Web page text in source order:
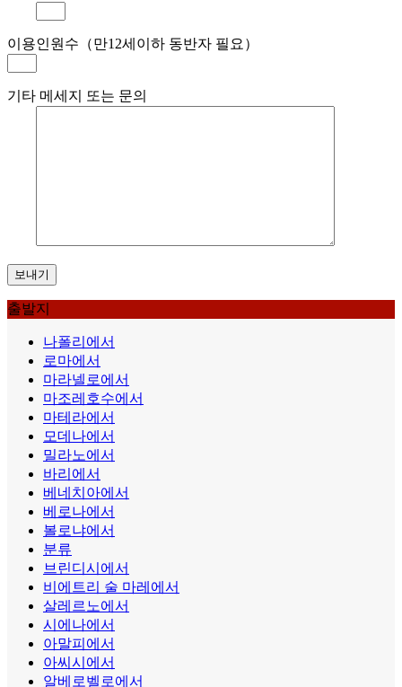
이용인원수（만12세이하 동반자 필요）
기타 메세지 또는 문의
출발지
나폴리에서
로마에서
마라넬로에서
마조레호수에서
마테라에서
모데나에서
밀라노에서
바리에서
베네치아에서
베로나에서
볼로냐에서
분류
브린디시에서
비에트리 술 마레에서
살레르노에서
시에나에서
아말피에서
아씨시에서
알베로벨로에서